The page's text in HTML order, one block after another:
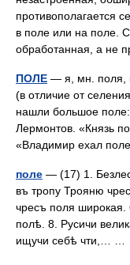
противополагается
в поле или на поле.
обработанная, а не
ПОЛЕ — я, мн. поля,
(в отличие от
нашли большое поле:
Лермонтов. «Князь
«Владимир ехал
поле — (17) 1.
въ тропу Трояню
чресъ поля
полѣ. 8. Русичи
ищучи себѣ чти,… …